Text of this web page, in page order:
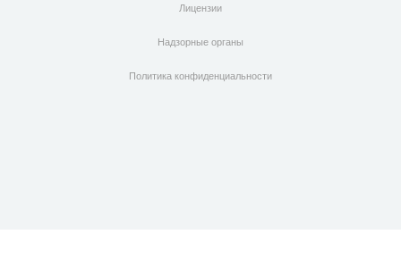
Лицензии
Надзорные органы
Политика конфиденциальности